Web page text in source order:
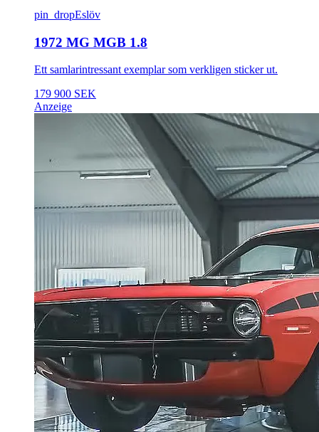
pin_dropEslöv
1972 MG MGB 1.8
Ett samlarintressant exemplar som verkligen sticker ut.
179 900 SEK
Anzeige